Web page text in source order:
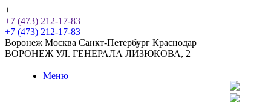
+
+7 (473) 212-17-83
+7 (473) 212-17-83
Воронеж Москва Санкт-Петербург Краснодар
ВОРОНЕЖ УЛ. ГЕНЕРАЛА ЛИЗЮКОВА, 2
Меню